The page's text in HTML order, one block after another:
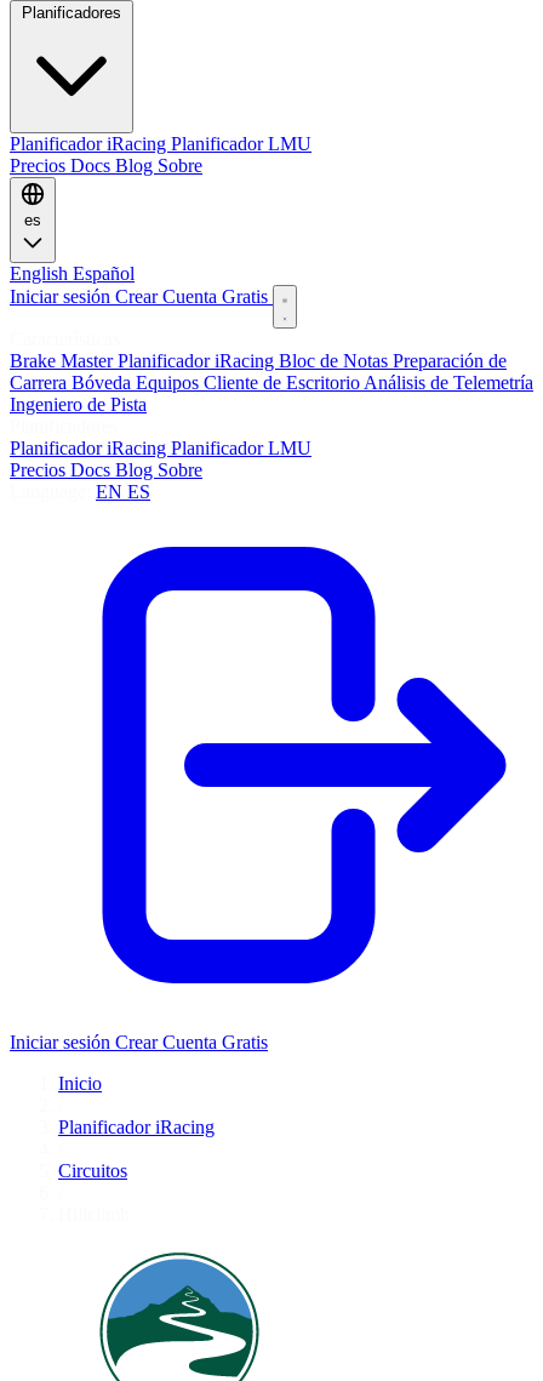
Planificador iRacing Planificador LMU
Precios Docs Blog Sobre
es
English Español
Iniciar sesión Crear Cuenta Gratis
Brake MasterPlanificador iRacing Bloc de Notas Preparación de
Carrera Bóveda Equipos Cliente de Escritorio Análisis de Telemetría
Ingeniero de Pista
Planificador iRacing Planificador LMU
Precios Docs Blog Sobre
EN ES
Iniciar sesión Crear Cuenta Gratis
Inicio
Planificador iRacing
Circuitos